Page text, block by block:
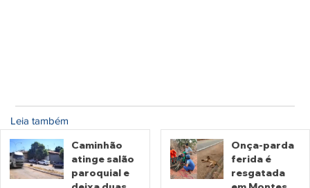
Leia também
Caminhão
atinge salão
paroquial e
Onça-parda
ferida é
resgatada